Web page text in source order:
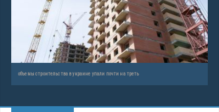
объемы строительства в украине упали почти на треть